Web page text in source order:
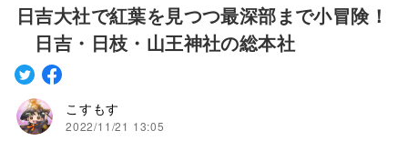
日吉大社で紅葉を見つつ最深部まで小冒険！
日吉・日枝・山王神社の総本社
こすもす
2022/11/21 13:05